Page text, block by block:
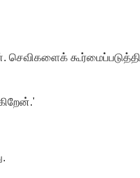
செவிகளைக்
'